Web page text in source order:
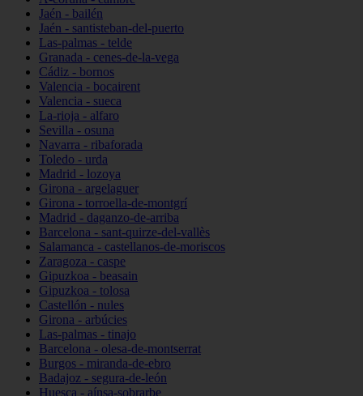
Jaén - bailén
Jaén - santisteban-del-puerto
Las-palmas - telde
Granada - cenes-de-la-vega
Cádiz - bornos
Valencia - bocairent
Valencia - sueca
La-rioja - alfaro
Sevilla - osuna
Navarra - ribaforada
Toledo - urda
Madrid - lozoya
Girona - argelaguer
Girona - torroella-de-montgrí
Madrid - daganzo-de-arriba
Barcelona - sant-quirze-del-vallès
Salamanca - castellanos-de-moriscos
Zaragoza - caspe
Gipuzkoa - beasain
Gipuzkoa - tolosa
Castellón - nules
Girona - arbúcies
Las-palmas - tinajo
Barcelona - olesa-de-montserrat
Burgos - miranda-de-ebro
Badajoz - segura-de-león
Huesca - aínsa-sobrarbe